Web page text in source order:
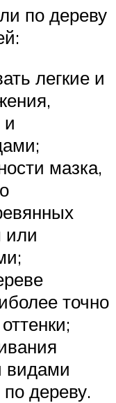
по дереву
легкие и
мазка,
или
точно
видами
дереву.